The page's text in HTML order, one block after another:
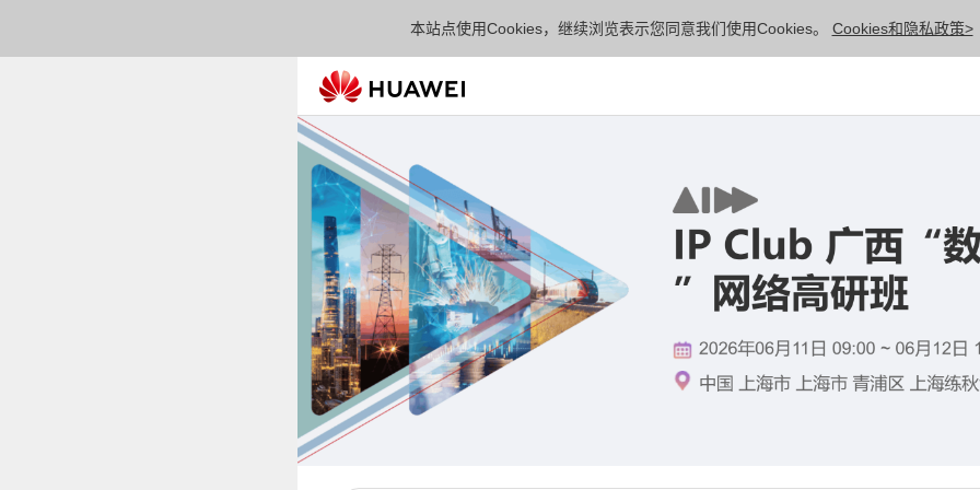
本站点使用Cookies，继续浏览表示您同意我们使用Cookies。 Cookies和隐私政策>